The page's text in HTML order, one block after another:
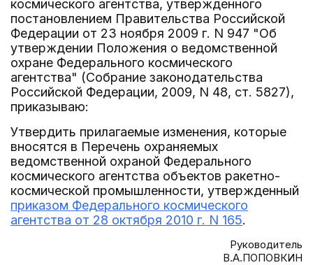
космического агентства, утвержденного
постановлением Правительства Российской
Федерации от 23 ноября 2009 г. N 947 "Об
утверждении Положения о ведомственной
охране Федерального космического
агентства" (Собрание законодательства
Российской Федерации, 2009, N 48, ст. 5827),
приказываю:
Утвердить прилагаемые изменения, которые
вносятся в Перечень охраняемых
ведомственной охраной Федерального
космического агентства объектов ракетно-
космической промышленности, утвержденный
приказом Федерального космического
агентства от 28 октября 2010 г. N 165.
Руководитель
В.А.ПОПОВКИН